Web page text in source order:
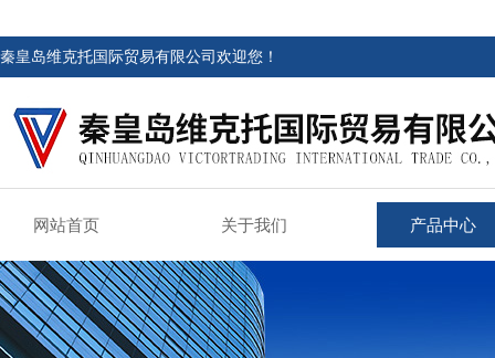
秦皇岛维克托国际贸易有限公司欢迎您！
网站首页 关于我们 产品中心